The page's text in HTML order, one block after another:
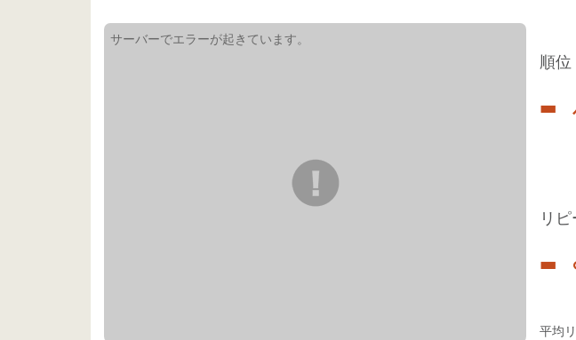
順位
-
リ
-
平均